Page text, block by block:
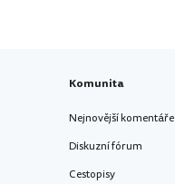
Komunita
Nejnovější komentáře
Diskuzní fórum
Cestopisy